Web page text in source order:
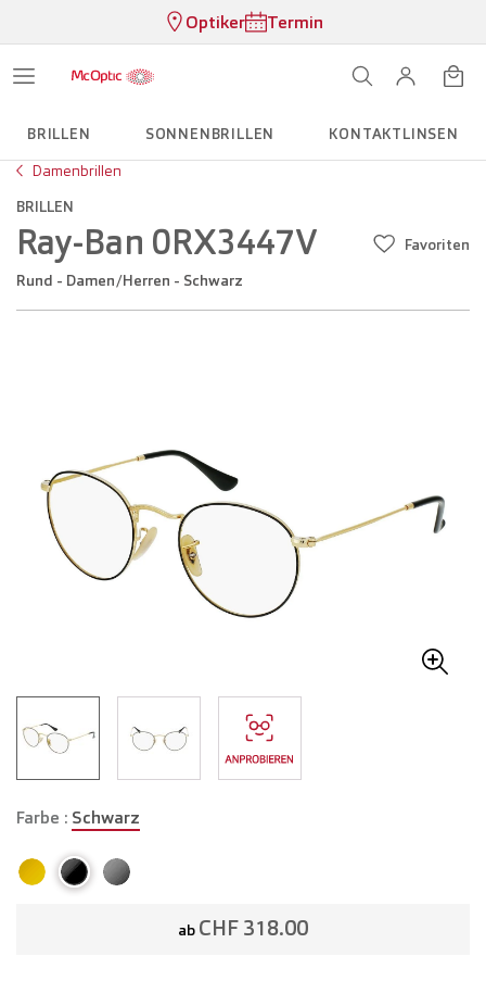
Optiker Termin
BRILLEN SONNENBRILLEN
KONTAKTLINSEN
Damenbrillen
BRILLEN
Ray-Ban 0RX3447V
Rund - Damen/Herren - Schwarz
Favoriten
Farbe : Schwarz
ab CHF 318.00